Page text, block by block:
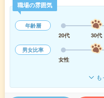
職場の雰囲気
年齢層
20代
30代
男女比率
女性